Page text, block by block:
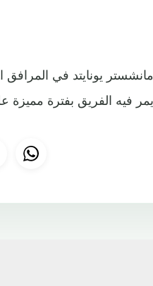
يونايتد في المرافق
فيه الفريق بفترة مميزة